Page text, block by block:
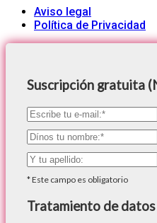
Aviso legal
Política de Privacidad
Suscripción gratuita
*Este campo es obligatorio
Tratamiento de datos